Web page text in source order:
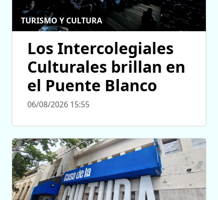
TURISMO Y CULTURA
Los Intercolegiales
Culturales brillan en
el Puente Blanco
06/08/2026 15:55